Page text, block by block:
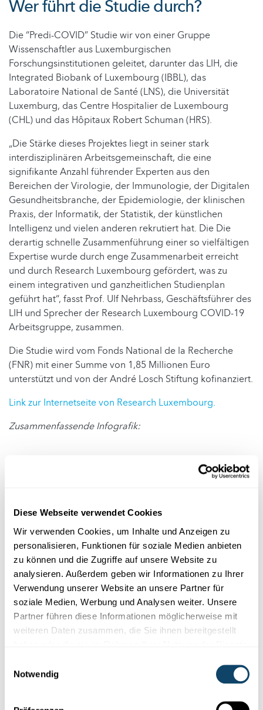
Diese Webseite verwendet Cookies
Wir verwenden Cookies, um Inhalte und Anzeigen zu
personalisieren, Funktionen für soziale Medien anbieten
zu können und die Zugriffe auf unsere Website zu
analysieren. Außerdem geben wir Informationen zu Ihrer
Verwendung unserer Website an unsere Partner für
soziale Medien, Werbung und Analysen weiter. Unsere
Partner führen diese Informationen möglicherweise mit
weiteren Daten zusammen, die Sie ihnen bereitgestellt
Notwendig
Wer führt die Studie durch?
Die “Predi-COVID” Studie wir von einer Gruppe
Wissenschaftler aus Luxemburgischen
Forschungsinstitutionen geleitet, darunter das LIH, die
Integrated Biobank of Luxembourg (IBBL), das
Laboratoire National de Santé (LNS), die Universität
Luxemburg, das Centre Hospitalier de Luxembourg
(CHL) und das Hôpitaux Robert Schuman (HRS).
„Die Stärke dieses Projektes liegt in seiner stark
interdisziplinären Arbeitsgemeinschaft, die eine
signifikante Anzahl führender Experten aus den
Bereichen der Virologie, der Immunologie, der Digitalen
Gesundheitsbranche, der Epidemiologie, der klinischen
Praxis, der Informatik, der Statistik, der künstlichen
Intelligenz und vielen anderen rekrutiert hat. Die Die
derartig schnelle Zusammenführung einer so vielfältigen
Expertise wurde durch enge Zusammenarbeit erreicht
und durch Research Luxembourg gefördert, was zu
einem integrativen und ganzheitlichen Studienplan
geführt hat“, fasst Prof. Ulf Nehrbass, Geschäftsführer des
LIH und Sprecher der Research Luxembourg COVID-19
Arbeitsgruppe, zusammen.
Die Studie wird vom Fonds National de la Recherche
(FNR) mit einer Summe von 1,85 Millionen Euro
unterstützt und von der André Losch Stiftung kofinanziert.
Link zur Internetseite von Research Luxembourg.
Zusammenfassende Infografik: